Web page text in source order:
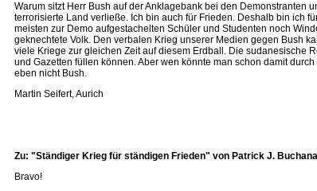
Warum sitzt Herr Bush auf der Anklagebank bei den Demonstranten
terrorisierte Land verließe. Ich bin auch für Frieden. Deshalb bin ich
meisten zur Demo aufgestachelten Schüler und Studenten noch
geknechtete Volk. Den verbalen Krieg unserer Medien gegen Bush
viele Kriege zur gleichen Zeit auf diesem Erdball. Die sudanesische
und Gazetten füllen können. Aber wen könnte man schon damit
eben nicht Bush.
Martin Seifert, Aurich
Zu: "Ständiger Krieg für ständigen Frieden" von Patrick J.
Bravo!